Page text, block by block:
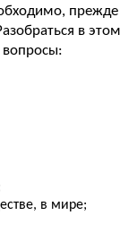
прежде
в этом
вопросы:
в мире;